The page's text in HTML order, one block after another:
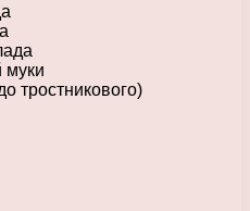
муки
тростникового)